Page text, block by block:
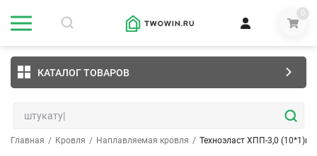
0
КАТАЛОГ ТОВАРОВ
Главная / Кровля / Наплавляемая кровля / Техноэласт ХПП-3,0 (10*1)м,